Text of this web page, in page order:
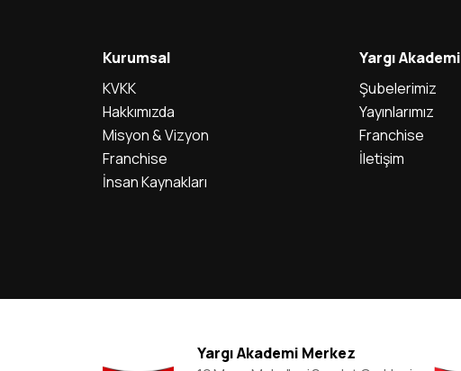
Kurumsal
KVKK
Hakkımızda
Misyon & Vizyon
Franchise
İnsan Kaynakları
Yargı Akademi
Şubelerimiz
Yayınlarımız
Franchise
İletişim
Yargı Akademi Merkez